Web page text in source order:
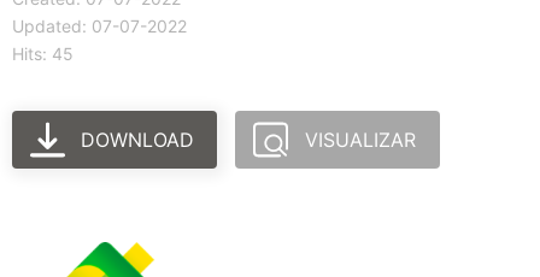
Updated: 07-07-2022
Hits: 45
DOWNLOAD VISUALIZAR